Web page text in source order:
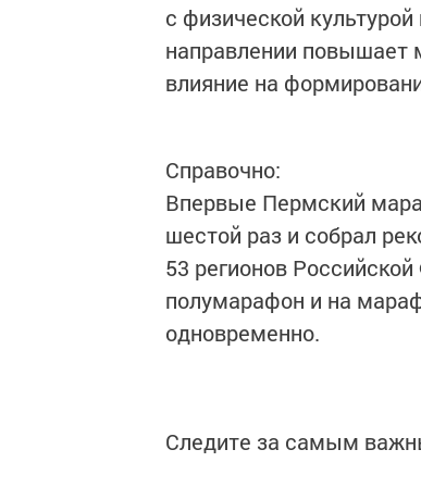
с физической
направлении повышает
влияние на
Справочно:
Впервые Пермский
шестой раз и собрал
53 регионов
полумарафон и на
одновременно.
Следите за самым